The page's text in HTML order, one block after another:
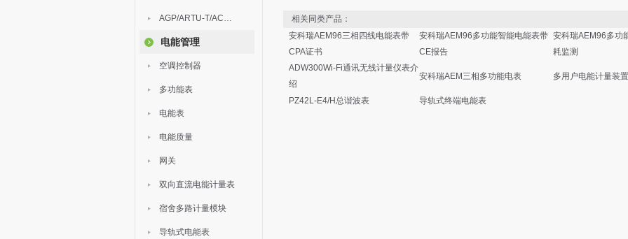
AGP/ARTU-T/ACM/ADDC
电能管理
空调控制器
多功能表
电能表
电能质量
网关
双向直流电能计量表
宿舍多路计量模块
导轨式电能表
相关同类产品：
安科瑞AEM96三相四线电能表带
CPA证书
安科瑞AEM96多功能智能电能表带
CE报告
安科瑞AEM96多功
耗监测
ADW300Wi-Fi通讯无线计量仪表介
绍
安科瑞AEM三相多功能电表 多用户电能计量装置
PZ42L-E4/H总谐波表 导轨式终端电能表